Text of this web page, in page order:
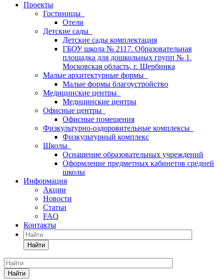
Проекты
Гостиницы
Отели
Детские сады
Детские сады комплектация
ГБОУ школа № 2117. Образовательная
площадка для дошкольных групп № 1.
Московская область, г. Щербинка
Малые архитектурные формы
Малые формы благоустройство
Медицинские центры
Медицинские центры
Офисные центры
Офисные помещения
Физкультурно-оздоровительные комплексы
Физкультурный комплекс
Школы
Оснащение образовательных учреждений
Оформление предметных кабинетов средней
школы
Информация
Акции
Новости
Статьи
FAQ
Контакты
Найти
Найти